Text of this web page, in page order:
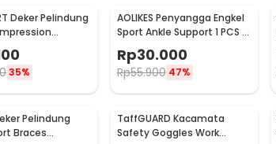
Deker Pelindung
35%
AOLIKES Penyangga Engkel
Sport Ankle Support 1 PCS -
4546
Rp30.000
Rp55.900 47%
Pelindung
Braces
TaffGUARD Kacamata
Safety Goggles Work